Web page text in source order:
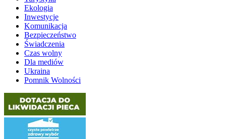
Ekologia
Inwestycje
Komunikacja
Bezpieczeństwo
Świadczenia
Czas wolny
Dla mediów
Ukraina
Pomnik Wolności